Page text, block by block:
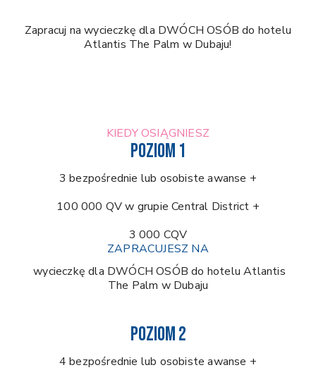
Zapracuj na wycieczkę dla DWÓCH OSÓB do hotelu
Atlantis The Palm w Dubaju!
KIEDY OSIĄGNIESZ
POZIOM 1
3 bezpośrednie lub osobiste awanse +
100 000 QV w grupie Central District +
3 000 CQV
ZAPRACUJESZ NA
wycieczkę dla DWÓCH OSÓB do hotelu Atlantis
The Palm w Dubaju
POZIOM 2
4 bezpośrednie lub osobiste awanse +